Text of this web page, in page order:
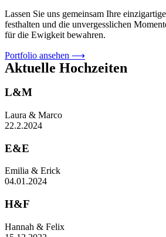
Lassen Sie uns gemeinsam Ihre
festhalten und die unvergesslichen
für die Ewigkeit bewahren.
Portfolio ansehen ⟶
Aktuelle Hochzeiten
L&M
Laura & Marco
22.2.2024
E&E
Emilia & Erick
04.01.2024
H&F
Hannah & Felix